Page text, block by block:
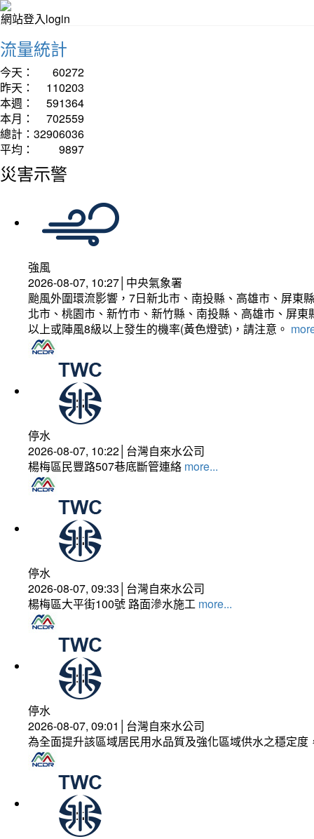
網站登入login
流量統計
今天：
60272
昨天：
110203
本週：
591364
本月：
702559
總計： 32906036
平均：
9897
災害示警
強風
2026-08-07, 10:27│中央氣象署
颱風外圍環流影響，7日新北市、南投縣、高雄市、屏東
北市、桃園市、新竹市、新竹縣、南投縣、高雄市、屏
以上或陣風8級以上發生的機率(黃色燈號)，請注意。
停水
2026-08-07, 10:22│台灣自來水公司
楊梅區民豐路507巷底斷管連絡 more...
停水
2026-08-07, 09:33│台灣自來水公司
楊梅區大平街100號 路面滲水施工 more...
停水
2026-08-07, 09:01│台灣自來水公司
為全面提升該區域居民用水品質及強化區域供水之穩定